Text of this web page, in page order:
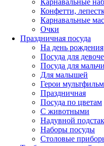
Конфетти,
Карнавальные
Очки
Праздничная посуда
На день рождения
Посуда для
Посуда для
Для малышей
Герои
Праздничная
Посуда по цветам
С животными
Надувной
Наборы посуды
Столовые